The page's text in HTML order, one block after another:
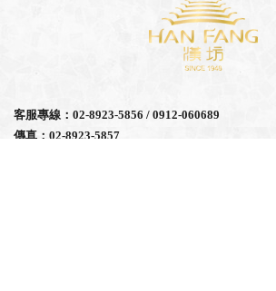
客服專線：02-8923-5856 / 0912-060689
傳真：02-8923-5857